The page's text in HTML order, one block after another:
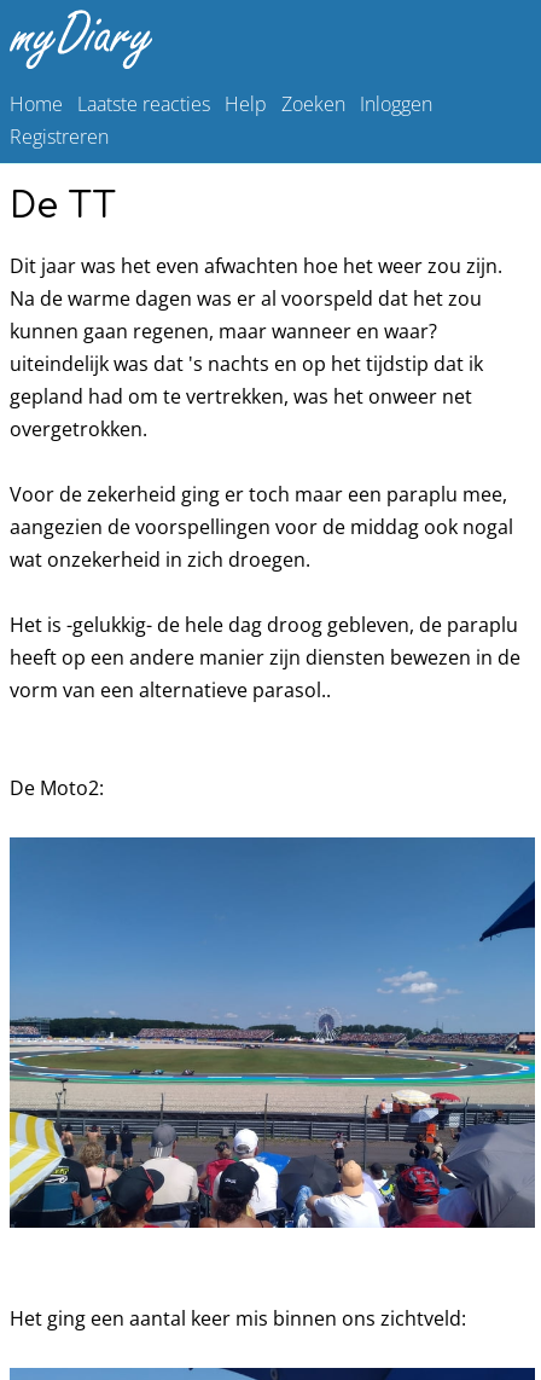
Home Laatste reacties Help Zoeken Inloggen
Registreren
De TT
Dit jaar was het even afwachten hoe het weer zou zijn.
Na de warme dagen was er al voorspeld dat het zou
kunnen gaan regenen, maar wanneer en waar?
uiteindelijk was dat 's nachts en op het tijdstip dat ik
gepland had om te vertrekken, was het onweer net
overgetrokken.
Voor de zekerheid ging er toch maar een paraplu mee,
aangezien de voorspellingen voor de middag ook nogal
wat onzekerheid in zich droegen.
Het is -gelukkig- de hele dag droog gebleven, de paraplu
heeft op een andere manier zijn diensten bewezen in de
vorm van een alternatieve parasol..
De Moto2:
Het ging een aantal keer mis binnen ons zichtveld: